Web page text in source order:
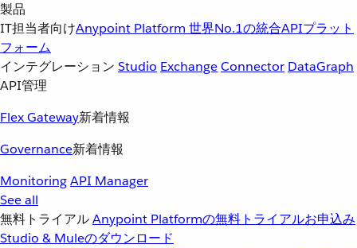
製品
IT担当者向けAnypoint Platform 世界No.1の統合APIプラット
フォーム
インテグレーション Studio ExchangeConnector DataGraph
API管理
Flex Gateway新着情報
Governance新着情報
MonitoringAPI Manager
See all
無料トライアルAnypoint Platformの無料トライアルお申込み
Studio & Muleのダウンロード